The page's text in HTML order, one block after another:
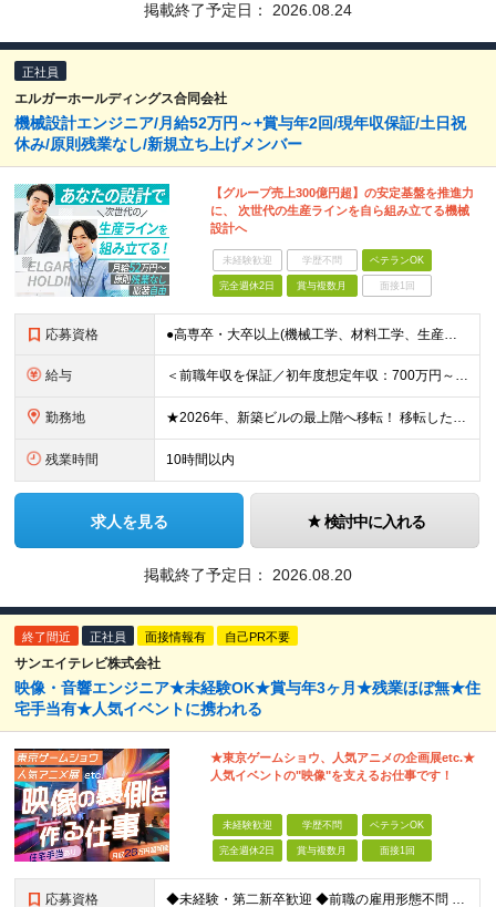
掲載終了予定日： 2026.08.24
正社員
エルガーホールディングス合同会社
機械設計エンジニア/月給52万円～+賞与年2回/現年収保証/土日祝
休み/原則残業なし/新規立ち上げメンバー
【グループ売上300億円超】の安定基盤を推進力
に、 次世代の生産ラインを自ら組み立てる機械
設計へ
未経験歓迎 学歴不問 ベテランOK
完全週休2日 賞与複数月 面接1回
応募資格 ●高専卒・大卒以上(機械工学、材料工学、生産工学、またはそれに類する学科) ●2D-CADまたは3D-CADを用いた図面の読解ができる方 ●プラントエンジニアリング会社、または製造業(食品・化学・医薬
給与 ＜前職年収を保証／初年度想定年収：700万円～1,600万円＞ ■月給52万円～＋残業代全額支給＋賞与年2回 ※試用期間2ヶ月あり（期間中は月給45万円～、その他の待遇に差異なし） ＼安心のキャリア
勤務地 ★2026年、新築ビルの最上階へ移転！ 移転したばかりのキレイなオフィスでの勤務です 神奈川県横浜市中区港町1丁目1-1 BASEGATE横浜関内タワー33階 ※原則出社となります。 ※本社所在地：
残業時間 10時間以内
求人を見る 検討中に入れる
掲載終了予定日： 2026.08.20
終了間近 正社員 面接情報有 自己PR不要
サンエイテレビ株式会社
映像・音響エンジニア★未経験OK★賞与年3ヶ月★残業ほぼ無★住
宅手当有★人気イベントに携われる
★東京ゲームショウ、人気アニメの企画展etc.★
人気イベントの"映像"を支えるお仕事です！
未経験歓迎 学歴不問 ベテランOK
完全週休2日 賞与複数月 面接1回
応募資格 ◆未経験・第二新卒歓迎 ◆前職の雇用形態不問 ◆学歴不問 【 一つでも当てはまる方にピッタリ！ 】 ◎映画、スポーツ観戦、展示会などが好き ◎機械いじりが好き ◎プラモデルを作るのが好き ◎黙々と作